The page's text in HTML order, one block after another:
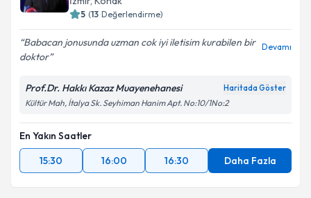
5 (13 Değerlendirme)
Babacan jonusunda uzman cok iyi iletisim kurabilen bir
doktor
Devamı
Prof.Dr. Hakkı Kazaz Muayenehanesi Haritada Göster
Kültür Mah, İtalya Sk. Seyhiman Hanim Apt. No:10/1No:2
En Yakın Saatler
15:30
16:00 16:30 Daha Fazla